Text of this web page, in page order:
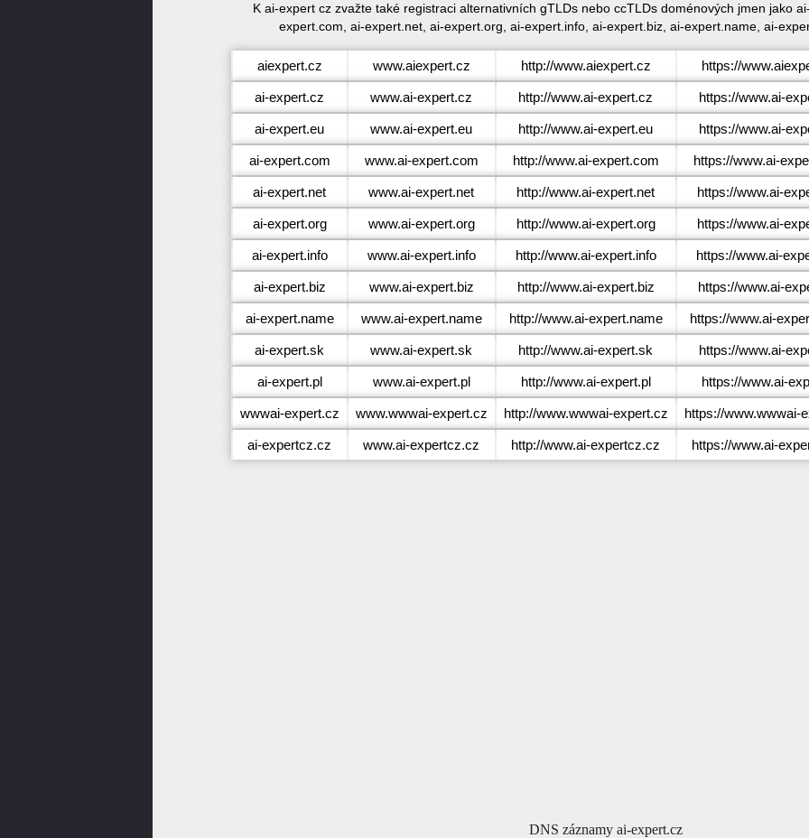
K ai-expert cz zvažte také registraci alternativních gTLDs nebo ccTLDs doménových jmen jako
expert.com, ai-expert.net, ai-expert.org, ai-expert.info, ai-expert.biz, ai-expert.name, ai-
aiexpert.cz www.aiexpert.cz http://www.aiexpert.cz https://
ai-expert.cz www.ai-expert.cz http://www.ai-expert.cz https://www.ai-
ai-expert.eu www.ai-expert.eu http://www.ai-expert.eu https://www.ai-
ai-expert.com www.ai-expert.com http://www.ai-expert.com https://www.ai-
ai-expert.net www.ai-expert.net http://www.ai-expert.net https://www.ai-
ai-expert.org www.ai-expert.org http://www.ai-expert.org https://www.ai-
ai-expert.info www.ai-expert.info http://www.ai-expert.info https://www.ai-
ai-expert.biz www.ai-expert.biz http://www.ai-expert.biz https://www.ai-
ai-expert.name www.ai-expert.name http://www.ai-expert.name https://www.ai-
ai-expert.sk www.ai-expert.sk http://www.ai-expert.sk https://www.ai-
ai-expert.pl www.ai-expert.pl http://www.ai-expert.pl https://www.ai-
wwwai-expert.cz www.wwwai-expert.cz http://www.wwwai-expert.cz https://www.wwwai-
ai-expertcz.cz www.ai-expertcz.cz http://www.ai-expertcz.cz https://www.ai-
DNS záznamy ai-expert.cz